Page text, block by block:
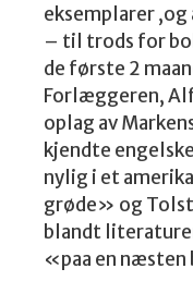
eksemplarer
– til trods for
de første 2
Forlæggeren,
oplag av
kjendte
nylig i et
grøde» og
blandt
«paa en